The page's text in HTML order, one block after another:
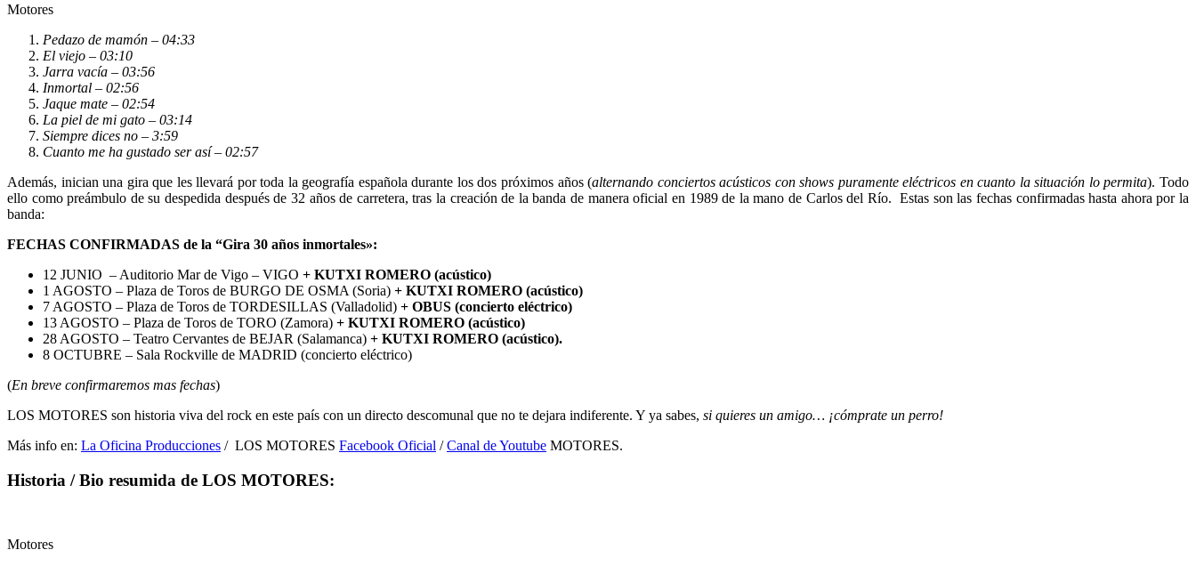
Motores
Pedazo de mamón – 04:33
El viejo – 03:10
Jarra vacía – 03:56
Inmortal – 02:56
Jaque mate – 02:54
La piel de mi gato – 03:14
Siempre dices no – 3:59
Cuanto me ha gustado ser así – 02:57
Además, inician una gira que les llevará por toda la geografía española durante los dos próximos años (alternando conciertos acústicos con shows puramente eléctricos en cuanto la situación lo permita). Todo
ello como preámbulo de su despedida después de 32 años de carretera, tras la creación de la banda de manera oficial en 1989 de la mano de Carlos del Río. Estas son las fechas confirmadas hasta ahora por la
banda:
FECHAS CONFIRMADAS de la “Gira 30 años inmortales»:
12 JUNIO – Auditorio Mar de Vigo – VIGO + KUTXI ROMERO (acústico)
1 AGOSTO – Plaza de Toros de BURGO DE OSMA (Soria) + KUTXI ROMERO (acústico)
7 AGOSTO – Plaza de Toros de TORDESILLAS (Valladolid) + OBUS (concierto eléctrico)
13 AGOSTO – Plaza de Toros de TORO (Zamora) + KUTXI ROMERO (acústico)
28 AGOSTO – Teatro Cervantes de BEJAR (Salamanca) + KUTXI ROMERO (acústico).
8 OCTUBRE – Sala Rockville de MADRID (concierto eléctrico)
(En breve confirmaremos mas fechas)
LOS MOTORES son historia viva del rock en este país con un directo descomunal que no te dejara indiferente. Y ya sabes, si quieres un amigo… ¡cómprate un perro!
Más info en: La Oficina Producciones / LOS MOTORES Facebook Oficial /Canal de Youtube MOTORES.
Historia / Bio resumida de LOS MOTORES:
Motores